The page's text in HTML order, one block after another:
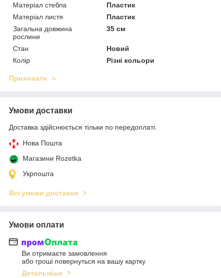
Матеріал стебла
Пластик
Матеріал листя
Пластик
Загальна довжина
рослини
35 см
Стан
Новий
Колір
Різні кольори
Приховати
Умови доставки
Доставка здійснюється тільки по передоплаті.
Нова Пошта
Магазини Rozetka
Укрпошта
Всі умови доставки
Умови оплати
Ви отримаєте замовлення
або гроші повернуться на вашу картку
Детальніше